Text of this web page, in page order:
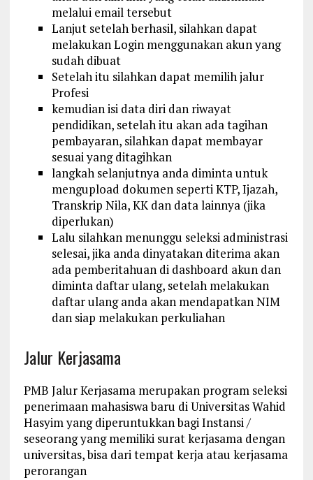
melalui email tersebut
Lanjut setelah berhasil, silahkan dapat
melakukan Login menggunakan akun yang
sudah dibuat
Setelah itu silahkan dapat memilih jalur
Profesi
kemudian isi data diri dan riwayat
pendidikan, setelah itu akan ada tagihan
pembayaran, silahkan dapat membayar
sesuai yang ditagihkan
langkah selanjutnya anda diminta untuk
mengupload dokumen seperti KTP, Ijazah,
Transkrip Nila, KK dan data lainnya (jika
diperlukan)
Lalu silahkan menunggu seleksi administrasi
selesai, jika anda dinyatakan diterima akan
ada pemberitahuan di dashboard akun dan
diminta daftar ulang, setelah melakukan
daftar ulang anda akan mendapatkan NIM
dan siap melakukan perkuliahan
Jalur Kerjasama
PMB Jalur Kerjasama merupakan program seleksi
penerimaan mahasiswa baru di Universitas Wahid
Hasyim yang diperuntukkan bagi Instansi /
seseorang yang memiliki surat kerjasama dengan
universitas, bisa dari tempat kerja atau kerjasama
perorangan